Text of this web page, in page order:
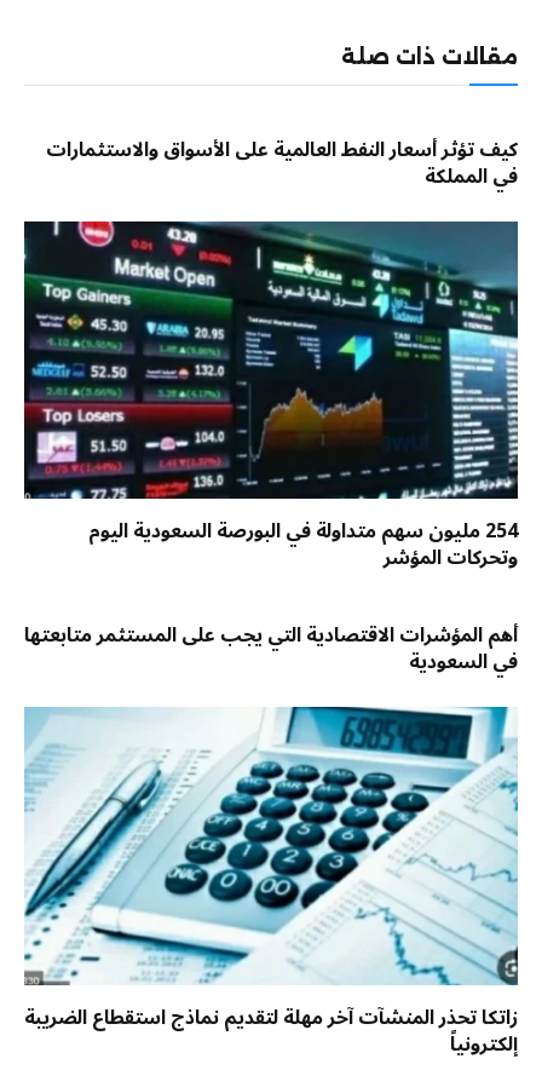
مقالات ذات صلة
كيف تؤثر أسعار النفط العالمية على الأسواق والاستثمارات
في المملكة
254 مليون سهم متداولة في البورصة السعودية اليوم
وتحركات المؤشر
أهم المؤشرات الاقتصادية التي يجب على المستثمر متابعتها
في السعودية
زاتكا تحذر المنشآت آخر مهلة لتقديم نماذج استقطاع الضريبة
إلكترونياً